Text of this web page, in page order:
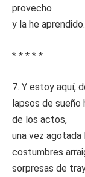
provecho
y la he aprendido.
* * * * *
7. Y estoy aquí,
lapsos de sueño
de los actos,
una vez agotada
costumbres
sorpresas de